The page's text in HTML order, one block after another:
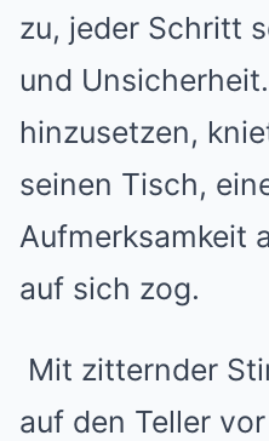
zu, jeder Schritt
und
hinzusetzen,
seinen Tisch,
Aufmerksamkeit
auf sich zog.
Mit zitternder
auf den Teller